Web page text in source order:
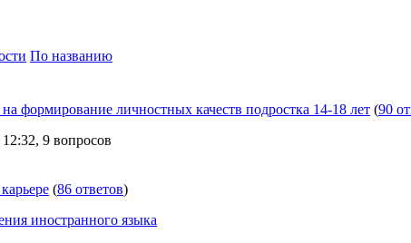
По названию
формирование личностных качеств подростка 14-18 лет (90
9 вопросов
(86 ответов)
иностранного языка